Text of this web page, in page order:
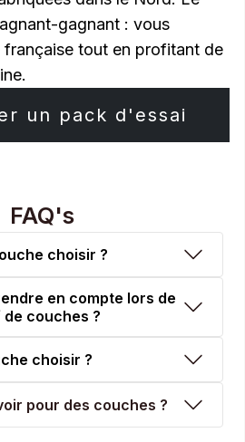
gagnant : vous
tout en profitant de
un pack d'essai
FAQ's
choisir ?
en compte lors de
couches ?
choisir ?
pour des couches ?